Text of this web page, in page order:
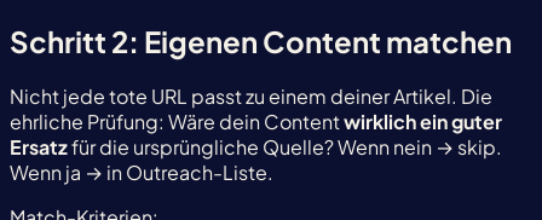
Schritt 2: Eigenen Content matchen
Nicht jede tote URL passt zu einem deiner Artikel. Die
ehrliche Prüfung: Wäre dein Contentwirklich ein guter
Ersatzfür die ursprüngliche Quelle? Wenn nein → skip.
Wenn ja → in Outreach-Liste.